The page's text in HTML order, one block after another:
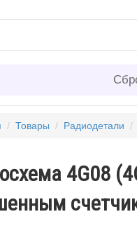
/ Товары / Радиодетали /
4G08